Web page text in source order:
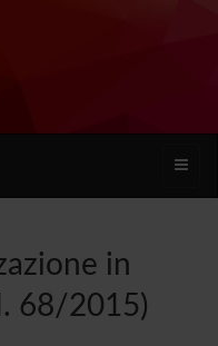
Toggle
in
68/2015)